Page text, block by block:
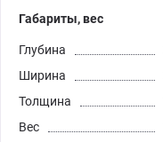
Габариты, вес
Глубина
Ширина
Толщина
Вес